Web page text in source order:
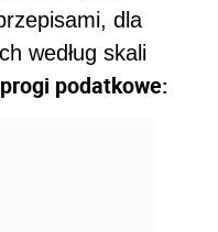
dla
według skali
progi podatkowe: